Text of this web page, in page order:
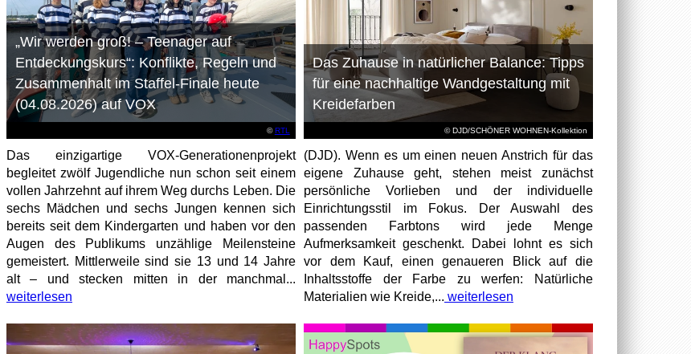
©RTL
„Wir werden groß! – Teenager auf
Entdeckungskurs“: Konflikte, Regeln und
Zusammenhalt im Staffel-Finale heute
(04.08.2026) auf VOX
Das einzigartige VOX-Generationenprojekt
begleitet zwölf Jugendliche nun schon seit einem
vollen Jahrzehnt auf ihrem Weg durchs Leben. Die
sechs Mädchen und sechs Jungen kennen sich
bereits seit dem Kindergarten und haben vor den
Augen des Publikums unzählige Meilensteine
gemeistert. Mittlerweile sind sie 13 und 14 Jahre
alt – und stecken mitten in der manchmal...
weiterlesen
© DJD/SCHÖNER WOHNEN-Kollektion
Das Zuhause in natürlicher Balance: Tipps
für eine nachhaltige Wandgestaltung mit
Kreidefarben
(DJD). Wenn es um einen neuen Anstrich für das
eigene Zuhause geht, stehen meist zunächst
persönliche Vorlieben und der individuelle
Einrichtungsstil im Fokus. Der Auswahl des
passenden Farbtons wird jede Menge
Aufmerksamkeit geschenkt. Dabei lohnt es sich
vor dem Kauf, einen genaueren Blick auf die
Inhaltsstoffe der Farbe zu werfen: Natürliche
Materialien wie Kreide,... weiterlesen